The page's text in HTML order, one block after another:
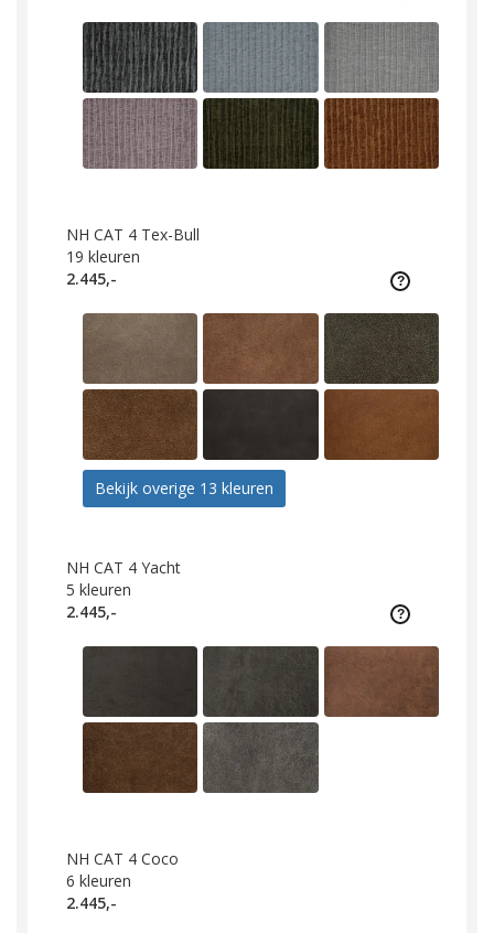
NH CAT 4 Tex-Bull
19 kleuren
2.445,-
Bekijk overige 13 kleuren
NH CAT 4 Yacht
5 kleuren
2.445,-
NH CAT 4 Coco
6 kleuren
2.445,-